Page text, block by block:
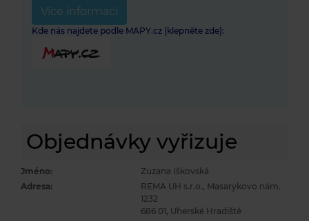
Více informací
Kde nás najdete podle MAPY.cz (klepněte zde):
Objednávky vyřizuje
Jméno:
Zuzana Iškovská
Adresa:
REMA UH s.r.o., Masarykovo nám.
1232
686 01, Uherské Hradiště